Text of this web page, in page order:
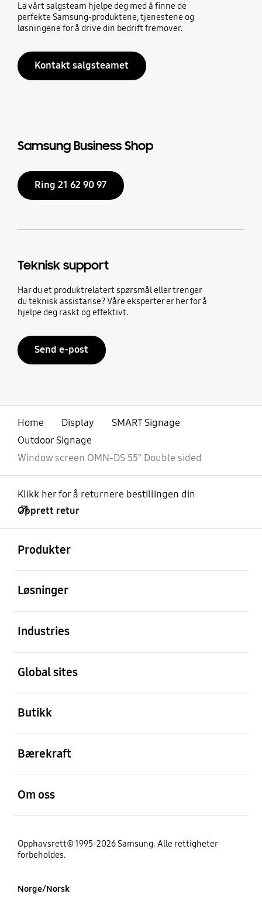
La vårt salgsteam hjelpe deg med å finne de
perfekte Samsung-produktene, tjenestene og
løsningene for å drive din bedrift fremover.
Kontakt salgsteamet
Samsung Business Shop
Ring 21 62 90 97
Teknisk support
Har du et produktrelatert spørsmål eller trenger
du teknisk assistanse? Våre eksperter er her for å
hjelpe deg raskt og effektivt.
Send e-post
Home Display
SMART Signage
Outdoor Signage
Window screen OMN-DS 55" Double sided
Klikk her for å returnere bestillingen din
Opprett retur
Produkter
Løsninger
Industries
Global sites
Butikk
Bærekraft
Om oss
Opphavsrett© 1995-2026 Samsung. Alle rettigheter
forbeholdes.
Norge/Norsk